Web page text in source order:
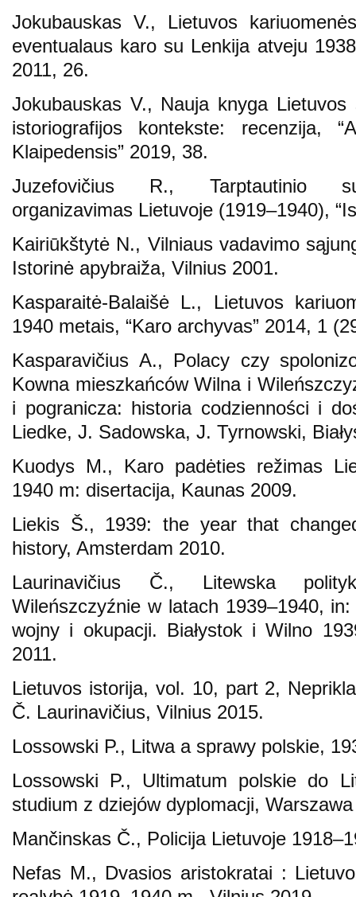
Jokubauskas V., Lietuvos
eventualaus karo su Lenkija atveju
2011, 26.
Jokubauskas V., Nauja knyga
istoriografijos kontekste: recenzija,
Klaipedensis” 2019, 38.
Juzefovičius R., Tarptautinio
organizavimas Lietuvoje (1919–1940),
Kairiūkštytė N., Vilniaus vadavimo
Istorinė apybraiža, Vilnius 2001.
Kasparaitė-Balaišė L., Lietuvos
1940 metais, “Karo archyvas” 2014, 1
Kasparavičius A., Polacy czy
Kowna mieszkańców Wilna i
i pogranicza: historia codzienności i
Liedke, J. Sadowska, J. Tyrnowski,
Kuodys M., Karo padėties režimas
1940 m: disertacija, Kaunas 2009.
Liekis Š., 1939: the year that
history, Amsterdam 2010.
Laurinavičius Č., Litewska
Wileńszczyźnie w latach 1939–1940,
wojny i okupacji. Białystok i Wilno
2011.
Lietuvos istorija, vol. 10, part 2,
Č. Laurinavičius, Vilnius 2015.
Lossowski P., Litwa a sprawy polskie,
Lossowski P., Ultimatum polskie do
studium z dziejów dyplomacji,
Mančinskas Č., Policija Lietuvoje
Nefas M., Dvasios aristokratai :